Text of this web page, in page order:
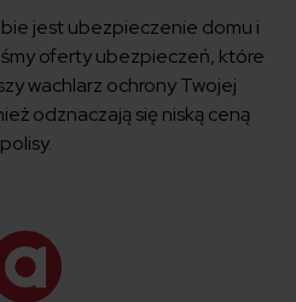
jest ubezpieczenie domu i
oferty ubezpieczeń, które
wachlarz ochrony Twojej
odznaczają się niską ceną
polisy.